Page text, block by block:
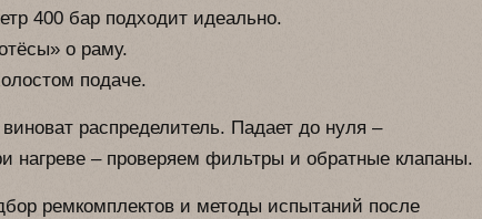
400 бар подходит идеально.
о раму.
подаче.
распределитель. Падает до нуля –
нагреве – проверяем фильтры и обратные клапаны.
ремкомплектов и методы испытаний после